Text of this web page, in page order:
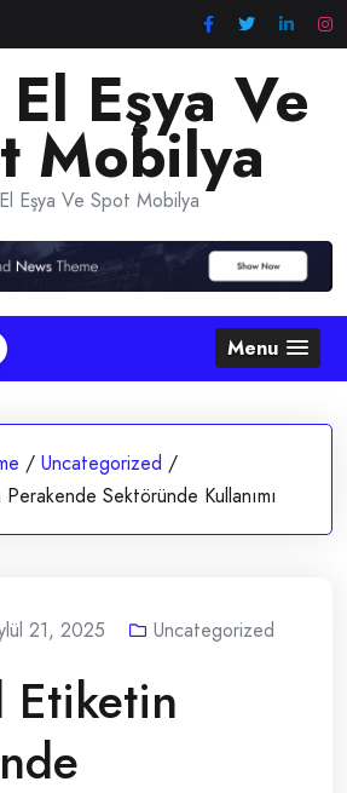
Eşya Ve
Mobilya
Eşya Ve Spot Mobilya
Menu
/ Uncategorized /
Sektöründe Kullanımı
21, 2025 Uncategorized
Etiketin